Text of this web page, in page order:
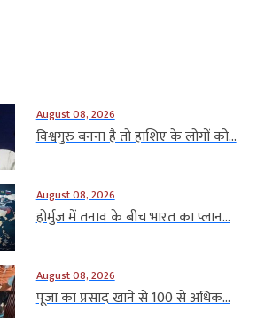
August 08, 2026
विश्वगुरु बनना है तो हाशिए के लोगों को...
August 08, 2026
होर्मुज में तनाव के बीच भारत का प्लान...
August 08, 2026
पूजा का प्रसाद खाने से 100 से अधिक...